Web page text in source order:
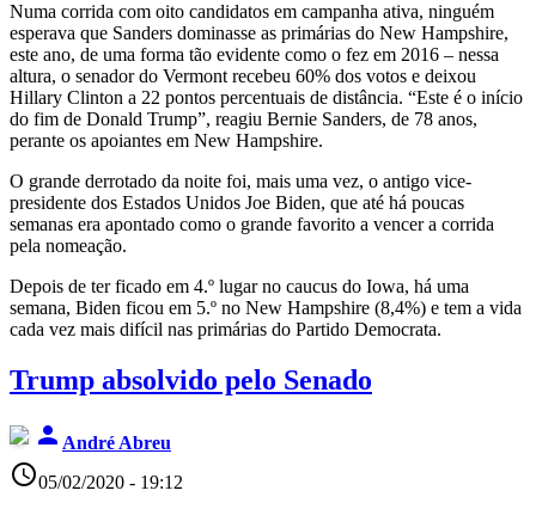
Numa corrida com oito candidatos em campanha ativa, ninguém
esperava que Sanders dominasse as primárias do New Hampshire,
este ano, de uma forma tão evidente como o fez em 2016 – nessa
altura, o senador do Vermont recebeu 60% dos votos e deixou
Hillary Clinton a 22 pontos percentuais de distância. “Este é o início
do fim de Donald Trump”, reagiu Bernie Sanders, de 78 anos,
perante os apoiantes em New Hampshire.
O grande derrotado da noite foi, mais uma vez, o antigo vice-
presidente dos Estados Unidos Joe Biden, que até há poucas
semanas era apontado como o grande favorito a vencer a corrida
pela nomeação.
Depois de ter ficado em 4.º lugar no caucus do Iowa, há uma
semana, Biden ficou em 5.º no New Hampshire (8,4%) e tem a vida
cada vez mais difícil nas primárias do Partido Democrata.
Trump absolvido pelo Senado
person André Abreu
access_time05/02/2020 - 19:12